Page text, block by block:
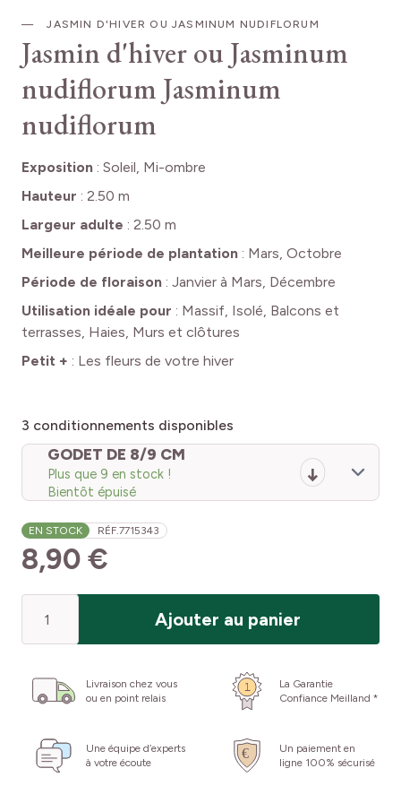
JASMIN D'HIVER OU JASMINUM NUDIFLORUM
Jasmin d'hiver ou Jasminum
nudiflorum Jasminum
nudiflorum
Exposition : Soleil, Mi-ombre
Hauteur : 2.50 m
Largeur adulte : 2.50 m
Meilleure période de plantation : Mars, Octobre
Période de floraison : Janvier à Mars, Décembre
Utilisation idéale pour : Massif, Isolé, Balcons et
terrasses, Haies, Murs et clôtures
Petit + : Les fleurs de votre hiver
3 conditionnements disponibles
GODET DE 8/9 CM
Plus que 9 en stock !
Bientôt épuisé
EN STOCK RÉF.7715343
8,90 €
Ajouter au panier
Livraison chez vous
ou en point relais
La Garantie
Confiance Meilland *
Une équipe d’experts
à votre écoute
Un paiement en
ligne 100% sécurisé